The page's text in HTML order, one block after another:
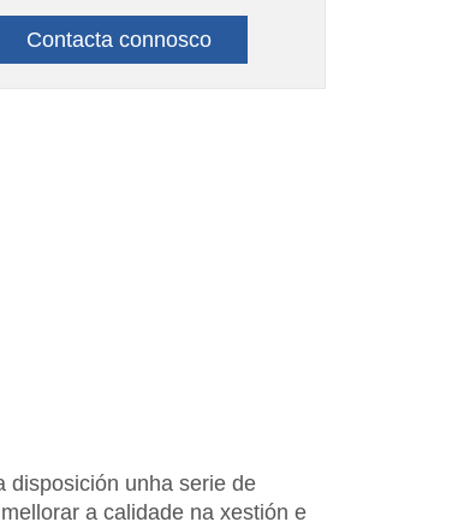
Contacta connosco
disposición unha serie de
a calidade na xestión e